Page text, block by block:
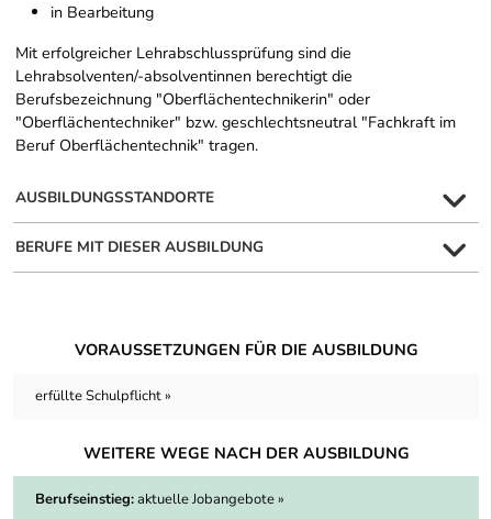
in Bearbeitung
Mit erfolgreicher Lehrabschlussprüfung sind die
Lehrabsolventen/-absolventinnen berechtigt die
Berufsbezeichnung "Oberflächentechnikerin" oder
"Oberflächentechniker" bzw. geschlechtsneutral "Fachkraft im
Beruf Oberflächentechnik" tragen.
AUSBILDUNGSSTANDORTE
BERUFE MIT DIESER AUSBILDUNG
VORAUSSETZUNGEN FÜR DIE AUSBILDUNG
erfüllte Schulpflicht »
WEITERE WEGE NACH DER AUSBILDUNG
Berufseinstieg:aktuelle Jobangebote »